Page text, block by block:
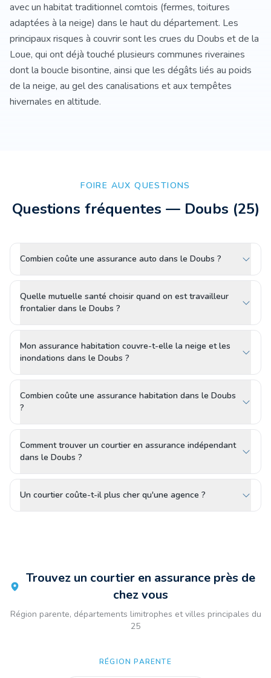
avec un habitat traditionnel comtois (fermes, toitures
adaptées à la neige) dans le haut du département. Les
principaux risques à couvrir sont les crues du Doubs et de la
Loue, qui ont déjà touché plusieurs communes riveraines
dont la boucle bisontine, ainsi que les dégâts liés au poids
de la neige, au gel des canalisations et aux tempêtes
hivernales en altitude.
FOIRE AUX QUESTIONS
Questions fréquentes — Doubs (25)
Combien coûte une assurance auto dans le Doubs ?
Quelle mutuelle santé choisir quand on est travailleur
frontalier dans le Doubs ?
Mon assurance habitation couvre-t-elle la neige et les
inondations dans le Doubs ?
Combien coûte une assurance habitation dans le Doubs
?
Comment trouver un courtier en assurance indépendant
dans le Doubs ?
Un courtier coûte-t-il plus cher qu'une agence ?
Trouvez un courtier en assurance près de
chez vous
Région parente, départements limitrophes et villes principales du
25
RÉGION PARENTE